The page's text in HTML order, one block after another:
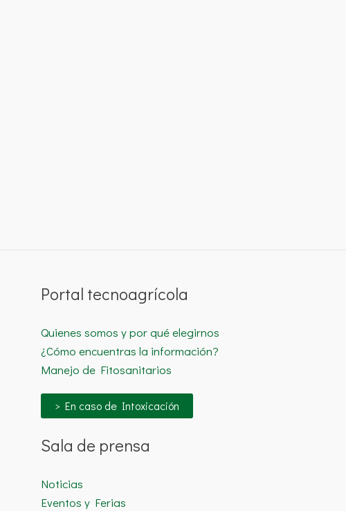
Portal tecnoagrícola
Quienes somos y por qué elegirnos
¿Cómo encuentras la información?
Manejo de Fitosanitarios
> En caso de Intoxicación
Sala de prensa
Noticias
Eventos y Ferias